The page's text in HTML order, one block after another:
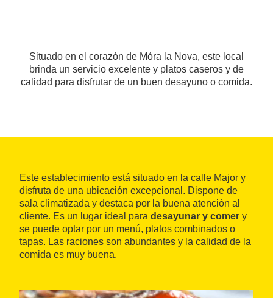
Situado en el corazón de Móra la Nova, este local
brinda un servicio excelente y platos caseros y de
calidad para disfrutar de un buen desayuno o comida.
Este establecimiento está situado en la calle Major y
disfruta de una ubicación excepcional. Dispone de
sala climatizada y destaca por la buena atención al
cliente. Es un lugar ideal para desayunar y comer y
se puede optar por un menú, platos combinados o
tapas. Las raciones son abundantes y la calidad de la
comida es muy buena.